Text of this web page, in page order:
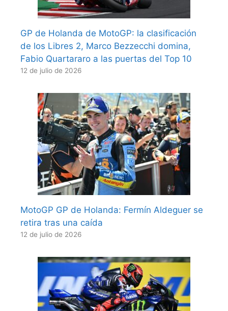
GP de Holanda de MotoGP: la clasificación
de los Libres 2, Marco Bezzecchi domina,
Fabio Quartararo a las puertas del Top 10
12 de julio de 2026
MotoGP GP de Holanda: Fermín Aldeguer se
retira tras una caída
12 de julio de 2026